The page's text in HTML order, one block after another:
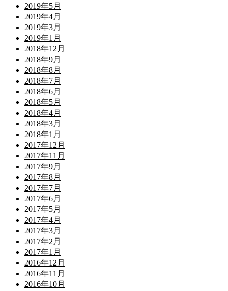
2019年5月
2019年4月
2019年3月
2019年1月
2018年12月
2018年9月
2018年8月
2018年7月
2018年6月
2018年5月
2018年4月
2018年3月
2018年1月
2017年12月
2017年11月
2017年9月
2017年8月
2017年7月
2017年6月
2017年5月
2017年4月
2017年3月
2017年2月
2017年1月
2016年12月
2016年11月
2016年10月